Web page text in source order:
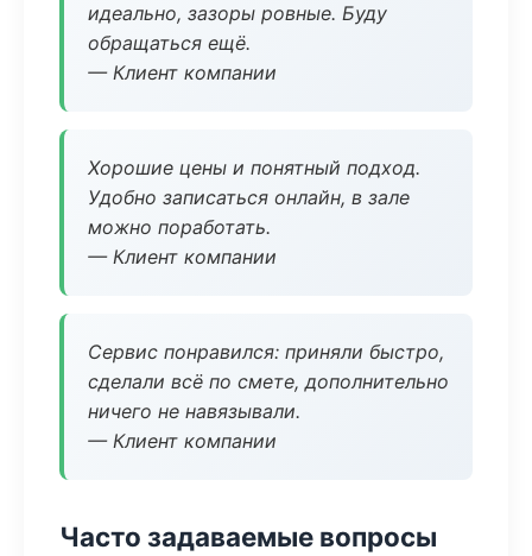
идеально, зазоры ровные. Буду
обращаться ещё.
— Клиент компании
Хорошие цены и понятный подход.
Удобно записаться онлайн, в зале
можно поработать.
— Клиент компании
Сервис понравился: приняли быстро,
сделали всё по смете, дополнительно
ничего не навязывали.
— Клиент компании
Часто задаваемые вопросы